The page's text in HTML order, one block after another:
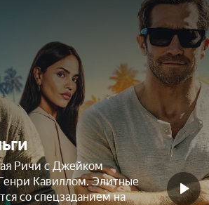
Ричи с Джейком
Кавиллом. Элитные
со спецзаданием на